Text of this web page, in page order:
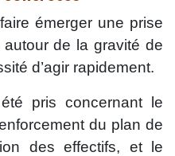
émerger une prise
de la gravité de
d’agir rapidement.
pris concernant le
du plan de
des effectifs, et le